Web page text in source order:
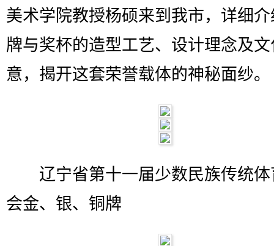
美术学院教授杨硕来到我市，详细
牌与奖杯的造型工艺、设计理念及
意，揭开这套荣誉载体的神秘面纱。
辽宁省第十一届少数民族传统体
会金、银、铜牌